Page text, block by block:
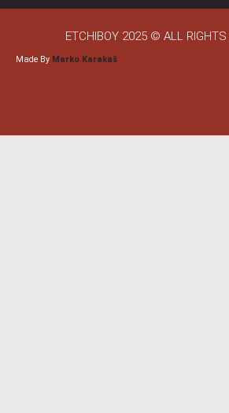
ETCHIBOY 2025 © ALL RIGHTS
Made By Marko Karakaš